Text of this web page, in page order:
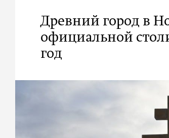
Древний город в
официальной
год